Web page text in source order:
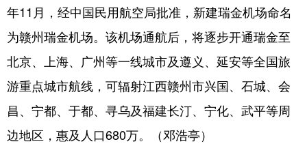
年11月，经中国民用航空局批准，新建瑞金机场命名
为赣州瑞金机场。该机场通航后，将逐步开通瑞金至
北京、上海、广州等一线城市及遵义、延安等全国旅
游重点城市航线，可辐射江西赣州市兴国、石城、会
昌、宁都、于都、寻乌及福建长汀、宁化、武平等周
边地区，惠及人口680万。（邓浩亭）